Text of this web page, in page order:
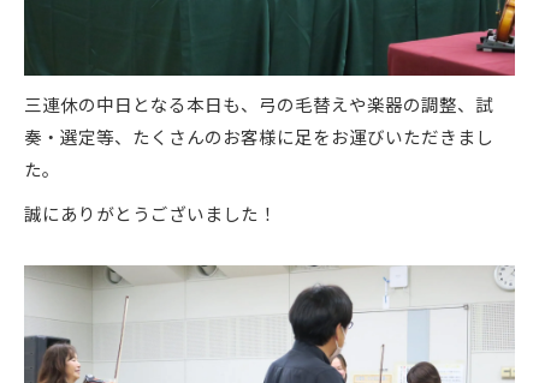
三連休の中日となる本日も、弓の毛替えや楽器の調整、試
奏・選定等、たくさんのお客様に足をお運びいただきまし
た。
誠にありがとうございました！